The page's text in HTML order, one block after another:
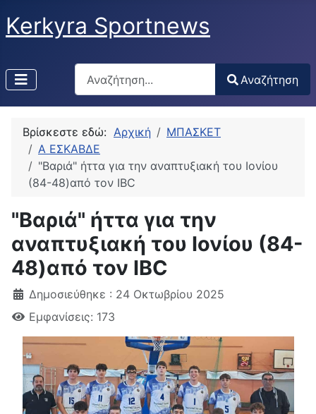
Kerkyra Sportnews
Αναζήτηση
Type 2 or more characters for results.
Αναζήτηση
Βρίσκεστε εδώ: Αρχική
ΜΠΑΣΚΕΤ
Α ΕΣΚΑΒΔΕ
"Βαριά" ήττα για την αναπτυξιακή του Ιονίου
(84-48)από τον IBC
"Βαριά" ήττα για την
αναπτυξιακή του Ιονίου (84-
48)από τον IBC
Δημοσιεύθηκε : 24 Οκτωβρίου 2025
Εμφανίσεις: 173